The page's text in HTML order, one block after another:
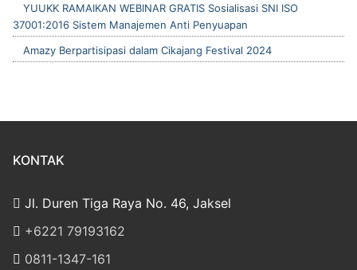
YUUKK RAMAIKAN WEBINAR GRATIS Sosialisasi SNI ISO
37001:2016 Sistem Manajemen Anti Penyuapan
Amazy Berpartisipasi dalam Cikajang Festival 2024
KONTAK
Jl. Duren Tiga Raya No. 46, Jaksel
‎+6221 79193162
‪0811-1347-161